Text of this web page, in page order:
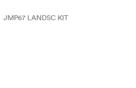
JMP67 LANDSC KIT